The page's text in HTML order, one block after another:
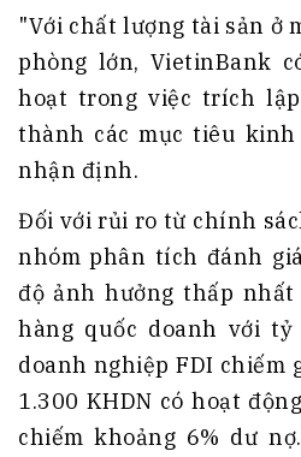
"Với chất lượng tài sản ở
phòng lớn, VietinBank
hoạt trong việc trích
thành các mục tiêu kinh
nhận định.
Đối với rủi ro từ chính
nhóm phân tích đánh
độ ảnh hưởng thấp
hàng quốc doanh với
doanh nghiệp FDI chiếm
1.300 KHDN có hoạt
chiếm khoảng 6% dư